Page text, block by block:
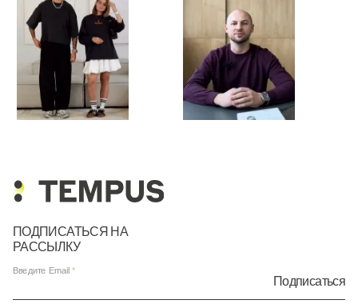
ПОДПИСАТЬСЯ НА
РАССЫЛКУ
Введите Email
Подписаться